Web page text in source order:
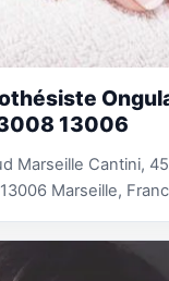
13006
Marseille Cantini,
Marseille,